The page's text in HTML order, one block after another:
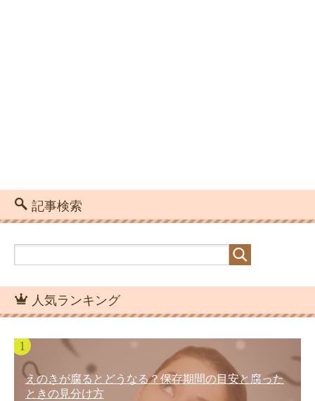
記事検索
人気ランキング
えのきが腐るとどうなる？保存期間の目安と腐った
ときの見分け方